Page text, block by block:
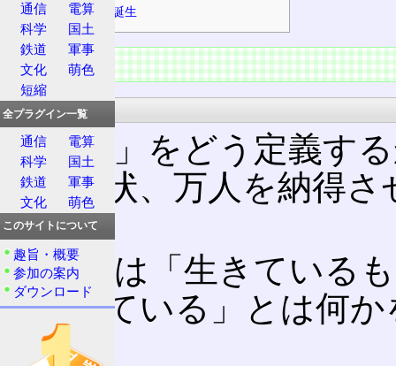
共通祖先の誕生
概要
定義
「生物」をどう定義す
る。現状、万人を納得
い。
簡単には「生きている
「生きている」とは何
ある。
通信
電算
科学
国土
鉄道
軍事
文化
萌色
短縮
全プラグイン一覧
通信
電算
科学
国土
鉄道
軍事
文化
萌色
このサイトについて
趣旨・概要
参加の案内
ダウンロード